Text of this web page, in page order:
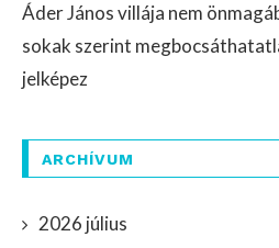
Áder János villája nem
sokak szerint
jelképez
ARCHÍVUM
2026 július